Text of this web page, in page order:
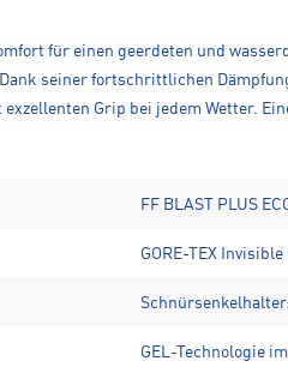
für einen geerdeten und
seiner fortschrittlichen
Grip bei jedem Wetter.
FF BLAST PLUS
GORE-TEX
GEL-Technologie